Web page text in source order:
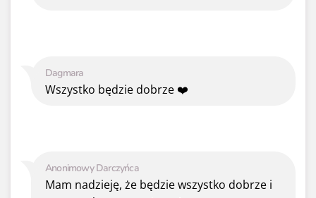
Anonimowy Darczyńca
Mam nadzieję, że będzie wszystko dobrze i
Dagmara
Wszystko będzie dobrze ❤️